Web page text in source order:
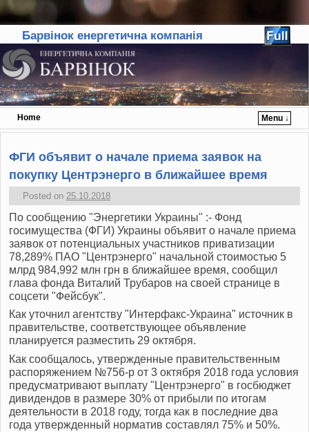
Барвінок енергетична компанія
Home
Menu ↓
Skip to primary content
Skip to secondary content
ФГИ объявит о начале приема заявок на
покупку Центрэнерго в ближайшее время
Posted on 25.10.2018
По сообщению "Энергетики Украины" :- Фонд
госимущества (ФГИ) Украины объявит о начале приема
заявок от потенциальных участников приватизации
78,289% ПАО "Центрэнерго" начальной стоимостью 5
млрд 984,992 млн грн в ближайшее время, сообщил
глава фонда Виталий Трубаров на своей странице в
соцсети "Фейсбук".
Как уточнил агентству "Интерфакс-Украина" источник в
правительстве, соответствующее объявление
планируется разместить 29 октября.
Как сообщалось, утвержденные правительственным
распоряжением №756-р от 3 октября 2018 года условия
предусматривают выплату "Центрэнерго" в госбюджет
дивидендов в размере 30% от прибыли по итогам
деятельности в 2018 году, тогда как в последние два
года утвержденный норматив составлял 75% и 50%.